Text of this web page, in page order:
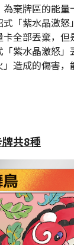
棄牌區的能
「紫水晶激
全部丟棄，
紫水晶激怒
造成的傷害
共8種